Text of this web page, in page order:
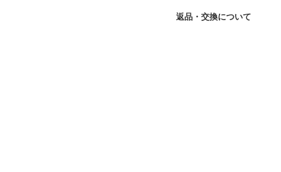
返品・交換について